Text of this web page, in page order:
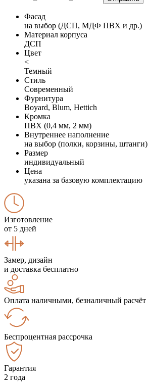
Фасад
на выбор (ДСП, МДФ ПВХ и др.)
Материал корпуса
ДСП
Цвет
<
Темный
Стиль
Современный
Фурнитура
Boyard, Blum, Hettich
Кромка
ПВХ (0,4 мм, 2 мм)
Внутреннее наполнение
на выбор (полки, корзины, штанги)
Размер
индивидуальный
Цена
указана за базовую комплектацию
Изготовление
от 5 дней
Замер, дизайн
и доставка бесплатно
Оплата наличными, безналичный расчёт
Беспроцентная рассрочка
Гарантия
2 года